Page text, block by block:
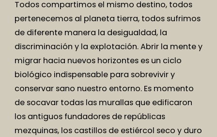
Todos compartimos el mismo destino, todos
pertenecemos al planeta tierra, todos sufrimos
de diferente manera la desigualdad, la
discriminación y la explotación. Abrir la mente y
migrar hacia nuevos horizontes es un ciclo
biológico indispensable para sobrevivir y
conservar sano nuestro entorno. Es momento
de socavar todas las murallas que edificaron
los antiguos fundadores de repúblicas
mezquinas, los castillos de estiércol seco y duro